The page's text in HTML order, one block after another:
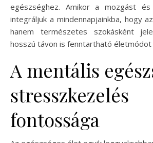
egészséghez. Amikor a mozgást
integráljuk a mindennapjainkba, hogy
hanem természetes szokásként
hosszú távon is fenntartható életmódot
A mentális
stresszkezelés
fontossága